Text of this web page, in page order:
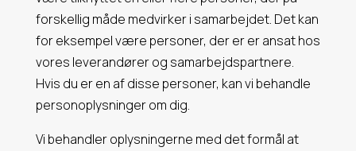
forskellig måde medvirker i samarbejdet. Det kan
for eksempel være personer, der er er ansat hos
vores leverandører og samarbejdspartnere.
Hvis du er en af disse personer, kan vi behandle
personoplysninger om dig.
Vi behandler oplysningerne med det formål at